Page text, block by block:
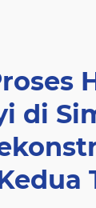
di